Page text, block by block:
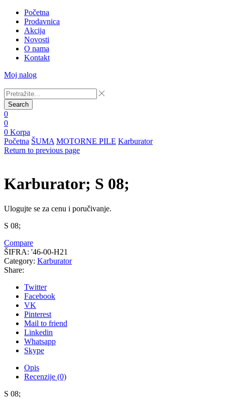
Početna
Prodavnica
Akcija
Novosti
O nama
Kontakt
Moj nalog
Search
0
0
0 Korpa
Početna ŠUMA MOTORNE PILE Karburator
Return to previous page
Karburator; S 08;
Ulogujte se za cenu i poručivanje.
S 08;
Compare
ŠIFRA: '46-00-H21
Category: Karburator
Share:
Twitter
Facebook
VK
Pinterest
Mail to friend
Linkedin
Whatsapp
Skype
Opis
Recenzije (0)
S 08;